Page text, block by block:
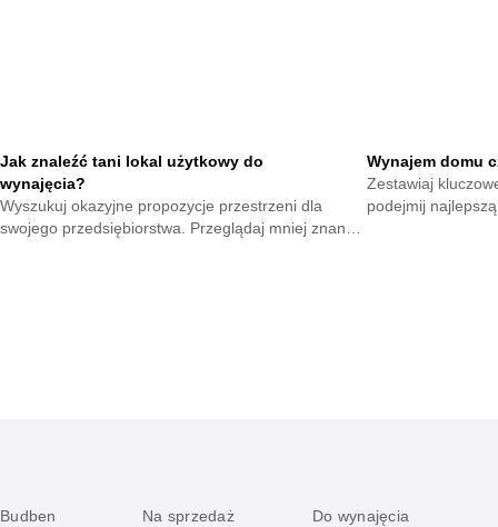
Jak znaleźć tani lokal użytkowy do
wynajęcia?
Wyszukuj okazyjne propozycje przestrzeni dla
swojego przedsiębiorstwa. Przeglądaj mniej znane
Wynajem domu
Zestawiaj
podejmij
Budben Na sprzedaż Do wynajęcia